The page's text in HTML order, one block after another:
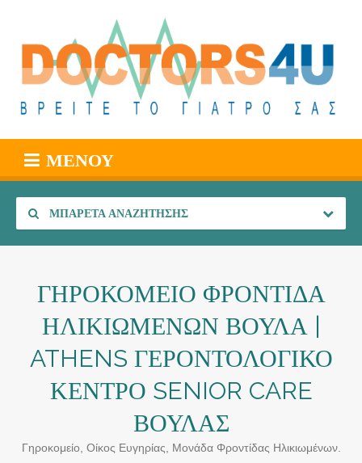
ΜΕΝΟΎ
ΜΠΑΡΈΤΑ ΑΝΑΖΉΤΗΣΗΣ
ΓΗΡΟΚΟΜΕΙΟ ΦΡΟΝΤΙΔΑ
ΗΛΙΚΙΩΜΕΝΩΝ ΒΟΥΛΑ |
ATHENS ΓΕΡΟΝΤΟΛΟΓΙΚΟ
ΚΕΝΤΡΟ SENIOR CARE
ΒΟΥΛΑΣ
Γηροκομείο, Οίκος Ευγηρίας, Μονάδα Φροντίδας Ηλικιωμένων.